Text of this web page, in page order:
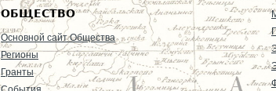
ОБЩЕСТВО
Основной сайт Общества
Регионы
Гранты